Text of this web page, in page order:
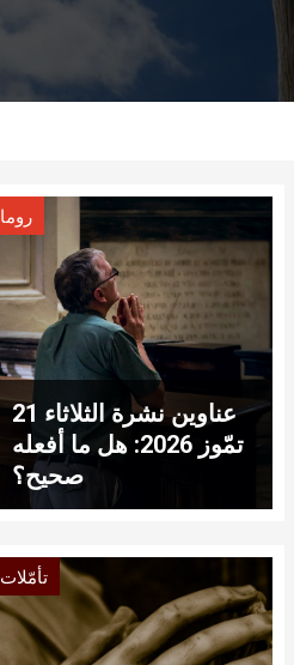
روما
عناوين نشرة الثلاثاء 21
تمّوز 2026: هل ما أفعله
صحيح؟
تأمّلات